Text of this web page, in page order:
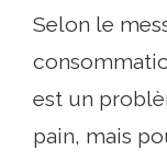
Selon le
est un
pain, mais